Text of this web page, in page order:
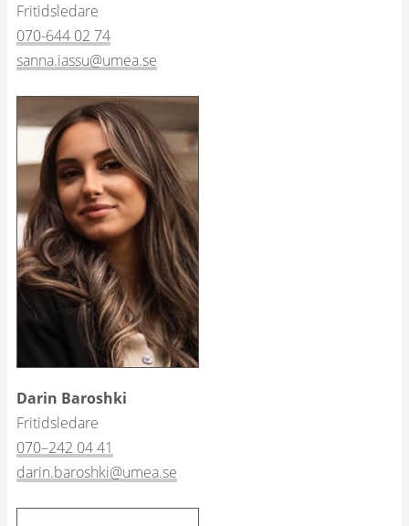
Fritidsledare
070-644 02 74
sanna.iassu@umea.se
Darin Baroshki
Fritidsledare
070–242 04 41
darin.baroshki@umea.se